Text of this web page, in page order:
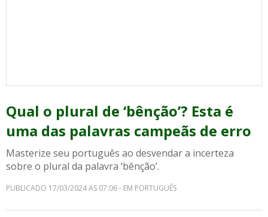
Qual o plural de ‘bênção’? Esta é
uma das palavras campeãs de erro
Masterize seu português ao desvendar a incerteza
sobre o plural da palavra ‘bênção’.
PUBLICADO 17/03/2024 AS 07:06 - EM PORTUGUÊS